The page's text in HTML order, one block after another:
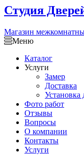
Студия
Магазин
Меню
Каталог
Услуги
Замер
Доставка
Установка
Фото работ
Отзывы
Вопросы
О компании
Контакты
Услуги